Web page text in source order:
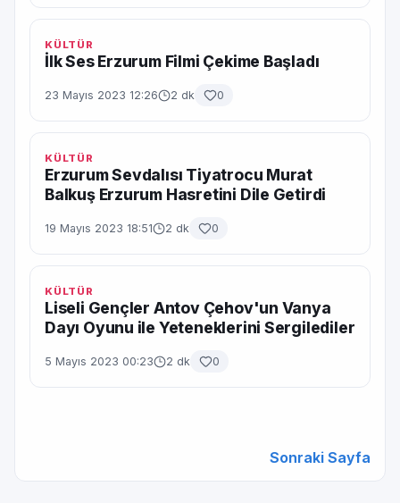
KÜLTÜR
İlk Ses Erzurum Filmi Çekime Başladı
23 Mayıs 2023 12:26 2 dk 0
KÜLTÜR
Erzurum Sevdalısı Tiyatrocu Murat
Balkuş Erzurum Hasretini Dile Getirdi
19 Mayıs 2023 18:51 2 dk 0
KÜLTÜR
Liseli Gençler Antov Çehov'un Vanya
Dayı Oyunu ile Yeteneklerini Sergilediler
5 Mayıs 2023 00:23 2 dk 0
Sonraki Sayfa